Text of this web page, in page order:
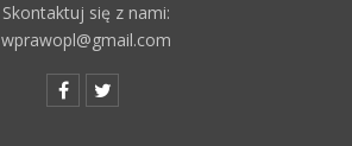
Skontaktuj się z nami:
wprawopl@gmail.com